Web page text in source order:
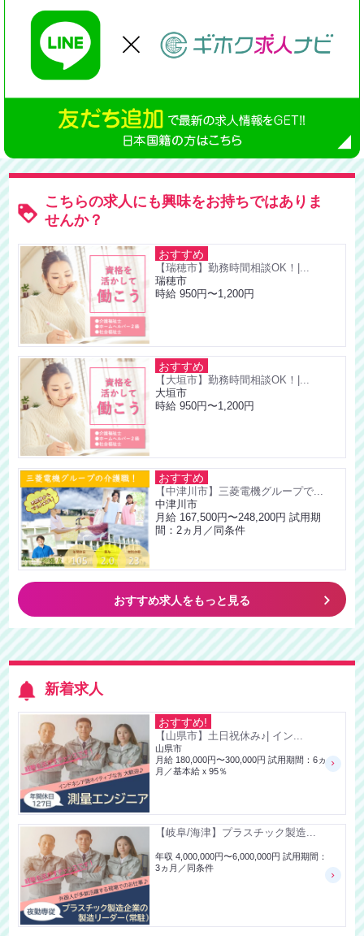
こちらの求人にも興味をお持ちではありま
せんか？
おすすめ
【瑞穂市】勤務時間相談OK！|...
瑞穂市
時給 950円〜1,200円
おすすめ
【大垣市】勤務時間相談OK！|...
大垣市
時給 950円〜1,200円
おすすめ
【中津川市】三菱電機グループで...
中津川市
月給 167,500円〜248,200円 試用期
間：2ヵ月／同条件
おすすめ求人をもっと見る keyboard_arrow_right
新着求人
おすすめ!
【山県市】土日祝休み♪| イン...
山県市
月給 180,000円〜300,000円 試用期間：6ヵ
月／基本給ｘ95％
【岐阜/海津】プラスチック製造...
年収 4,000,000円〜6,000,000円 試用期間：
3ヵ月／同条件